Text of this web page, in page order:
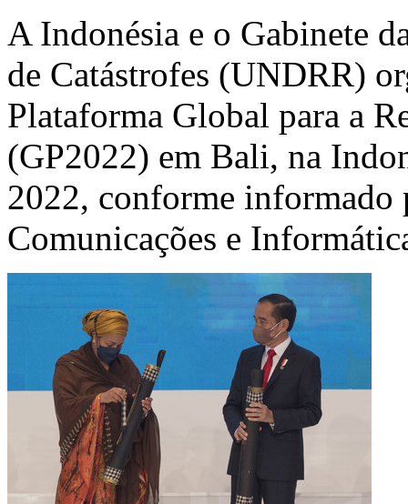
A Indonésia e o Gabinete
de Catástrofes (UNDRR)
Plataforma Global para a
(GP2022) em Bali, na
2022, conforme
Comunicações e